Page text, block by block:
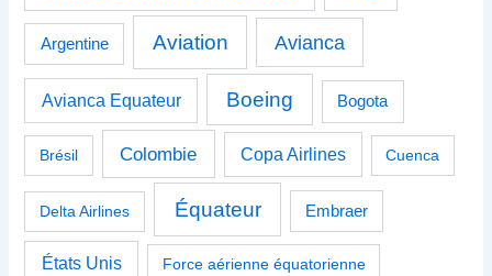
Argentine Aviation Avianca
Avianca Equateur Boeing Bogota
Brésil Colombie Copa Airlines Cuenca
Delta Airlines Équateur Embraer
États Unis Force aérienne équatorienne